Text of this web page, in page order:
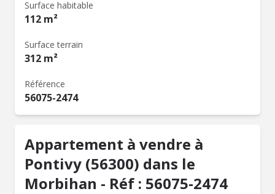
Surface habitable
112 m²
Surface terrain
312 m²
Référence
56075-2474
Appartement à vendre à
Pontivy (56300) dans le
Morbihan - Réf : 56075-2474